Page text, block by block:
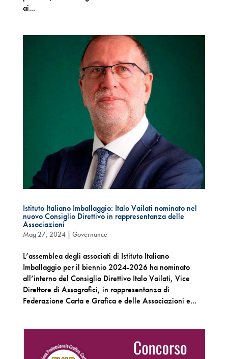
ai...
Istituto Italiano Imballaggio: Italo Vailati nominato nel
nuovo Consiglio Direttivo in rappresentanza delle
Associazioni
Mag 27, 2024| Governance
L’assemblea degli associati di Istituto Italiano
Imballaggio per il biennio 2024-2026 ha nominato
all’interno del Consiglio Direttivo Italo Vailati, Vice
Direttore di Assografici, in rappresentanza di
Federazione Carta e Grafica e delle Associazioni e...